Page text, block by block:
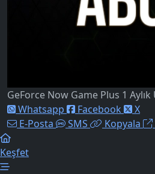
GeForce Now Game Plus 1
Whatsapp
Facebook
X
E-Posta
SMS Kopyala
Keşfet